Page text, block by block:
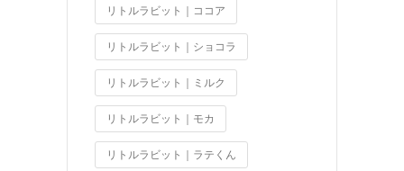
リトルラビット｜ココア
リトルラビット｜ショコラ
リトルラビット｜ミルク
リトルラビット｜モカ
リトルラビット｜ラテくん